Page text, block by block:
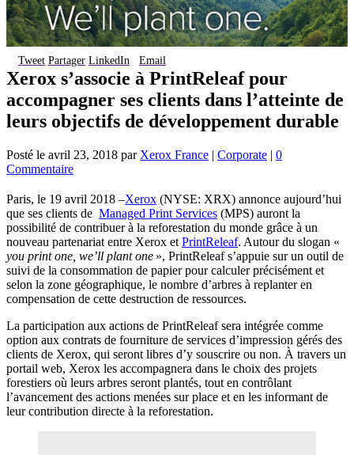
Tweet Partager LinkedIn Email
Xerox s’associe à PrintReleaf pour
accompagner ses clients dans l’atteinte de
leurs objectifs de développement durable
Posté le avril 23, 2018 par Xerox France | Corporate | 0
Commentaire
Paris, le 19 avril 2018 –Xerox (NYSE: XRX) annonce aujourd’hui
que ses clients de Managed Print Services (MPS) auront la
possibilité de contribuer à la reforestation du monde grâce à un
nouveau partenariat entre Xerox et PrintReleaf. Autour du slogan «
you print one, we’ll plant one », PrintReleaf s’appuie sur un outil de
suivi de la consommation de papier pour calculer précisément et
selon la zone géographique, le nombre d’arbres à replanter en
compensation de cette destruction de ressources.
La participation aux actions de PrintReleaf sera intégrée comme
option aux contrats de fourniture de services d’impression gérés des
clients de Xerox, qui seront libres d’y souscrire ou non. À travers un
portail web, Xerox les accompagnera dans le choix des projets
forestiers où leurs arbres seront plantés, tout en contrôlant
l’avancement des actions menées sur place et en les informant de
leur contribution directe à la reforestation.